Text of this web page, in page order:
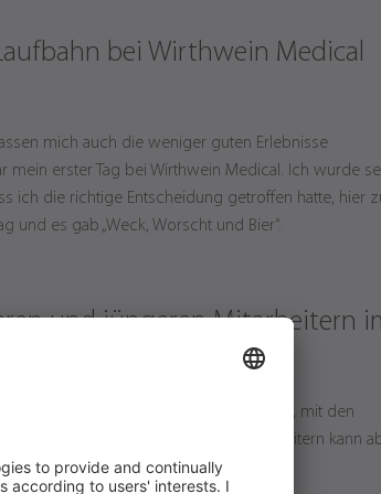
bei Wirthwein Medical
mich auch die weniger guten Erlebnisse
mein erster Tag bei Wirthwein Medical. Ich wurde
ich die richtige Entscheidung getroffen hatte, hier
und es gab „Weck, Worscht und Bier“.
und jüngeren Mitarbeitern
sehr angenehm. Ich finde es super, mit den
zu können. Gerade von jungen Mitarbeitern kann